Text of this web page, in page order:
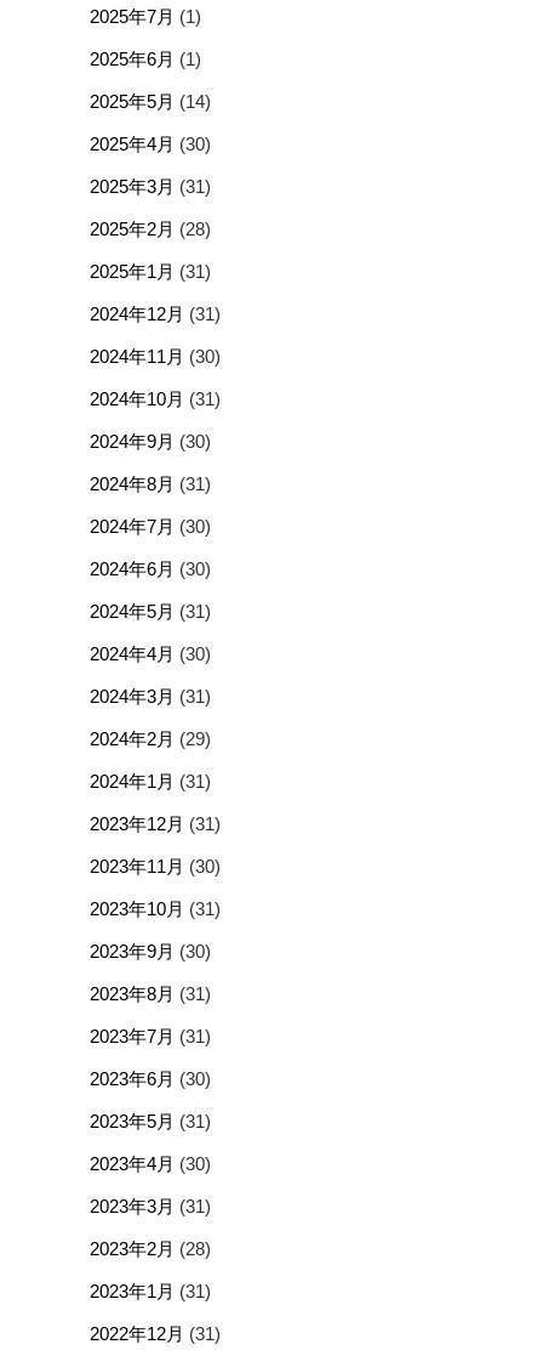
2025年7月 (1)
2025年6月 (1)
2025年5月 (14)
2025年4月 (30)
2025年3月 (31)
2025年2月 (28)
2025年1月 (31)
2024年12月 (31)
2024年11月 (30)
2024年10月 (31)
2024年9月 (30)
2024年8月 (31)
2024年7月 (30)
2024年6月 (30)
2024年5月 (31)
2024年4月 (30)
2024年3月 (31)
2024年2月 (29)
2024年1月 (31)
2023年12月 (31)
2023年11月 (30)
2023年10月 (31)
2023年9月 (30)
2023年8月 (31)
2023年7月 (31)
2023年6月 (30)
2023年5月 (31)
2023年4月 (30)
2023年3月 (31)
2023年2月 (28)
2023年1月 (31)
2022年12月 (31)